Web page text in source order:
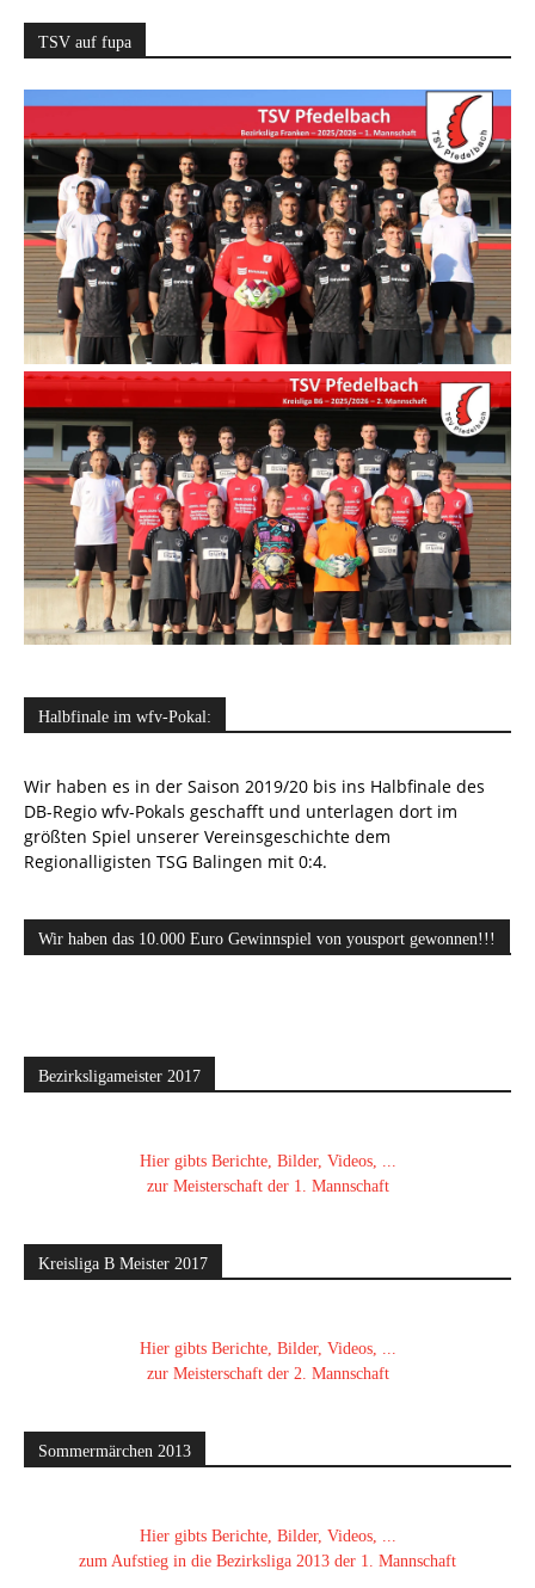
TSV auf fupa
Halbfinale im wfv-Pokal:
Wir haben es in der Saison 2019/20 bis ins Halbfinale des
DB-Regio wfv-Pokals geschafft und unterlagen dort im
größten Spiel unserer Vereinsgeschichte dem
Regionalligisten TSG Balingen mit 0:4.
Wir haben das 10.000 Euro Gewinnspiel von yousport gewonnen!!!
Bezirksligameister 2017
Hier gibts Berichte, Bilder, Videos, ...
zur Meisterschaft der 1. Mannschaft
Kreisliga B Meister 2017
Hier gibts Berichte, Bilder, Videos, ...
zur Meisterschaft der 2. Mannschaft
Sommermärchen 2013
Hier gibts Berichte, Bilder, Videos, ...
zum Aufstieg in die Bezirksliga 2013 der 1. Mannschaft